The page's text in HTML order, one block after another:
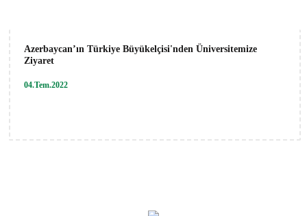
Azerbaycan’ın Türkiye Büyükelçisi'nden Üniversitemize
Ziyaret
04.Tem.2022